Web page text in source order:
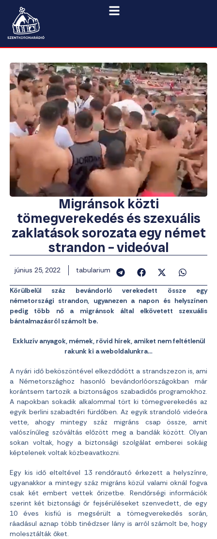
Migránsok közti
tömegverekedés és szexuális
zaklatások sorozata egy német
strandon – videóval
június 25, 2022 tabularium
Körülbelül száz bevándorló verekedett össze egy
németországi strandon, ugyanezen a napon és helyszínen
pedig több nő a migránsok által elkövetett szexuális
bántalmazásról számolt be.
Exkluzív anyagok, mémek, rövid hírek, amiket nem feltétlenül
rakunk ki a weboldalunkra…
A nyári idő beköszöntével elkezdődött a strandszezon is, ami
a Németországhoz hasonló bevándorlóországokban már
korántsem tartozik a biztonságos szabadidős programokhoz.
A napokban sokadik alkalommal tört ki tömegverekedés az
egyik berlini szabadtéri fürdőben. Az egyik strandoló videóra
vette, ahogy mintegy száz migráns csap össze, amit
valószínűleg szóváltás előzött meg a bandák között. Olyan
sokan voltak, hogy a biztonsági szolgálat emberei sokáig
képtelenek voltak közbeavatkozni.
Egy kis idő elteltével 13 rendőrautó érkezett a helyszínre,
ugyanakkor a mintegy száz migráns közül valami oknál fogva
csak két embert vettek őrizetbe. Rendőrségi információk
szerint két biztonsági őr fejsérüléseket szenvedett, de egy
10 éves kisfiú is megsérült a tömegverekedés során,
ráadásul aznap több tinédzser lány is arról számolt be, hogy
molesztálták őket.